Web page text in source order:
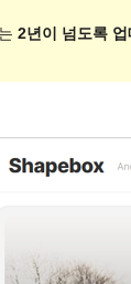
2년이 넘도록